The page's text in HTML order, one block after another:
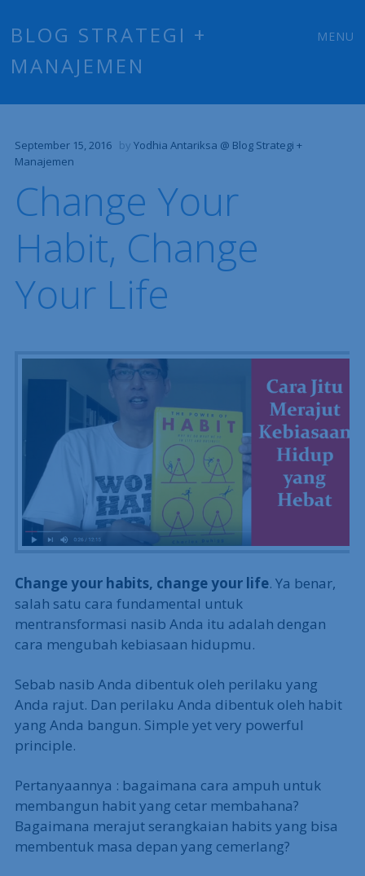
BLOG STRATEGI +
MANAJEMEN
MENU
September 15, 2016 by Yodhia Antariksa @ Blog Strategi +
Manajemen
Change Your
Habit, Change
Your Life
Change your habits, change your life. Ya benar,
salah satu cara fundamental untuk
mentransformasi nasib Anda itu adalah dengan
cara mengubah kebiasaan hidupmu.
Sebab nasib Anda dibentuk oleh perilaku yang
Anda rajut. Dan perilaku Anda dibentuk oleh habit
yang Anda bangun. Simple yet very powerful
principle.
Pertanyaannya : bagaimana cara ampuh untuk
membangun habit yang cetar membahana?
Bagaimana merajut serangkaian habits yang bisa
membentuk masa depan yang cemerlang?